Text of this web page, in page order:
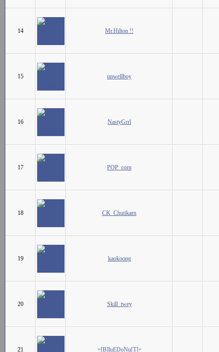
14 Mr.Hilton !!
15 unwellboy
16 NastyGrrl
17 POP_corn
18 CK_Chutikarn
19 kaokoong
20 Skill_twey
21 =[B]luEDoNu[T]=